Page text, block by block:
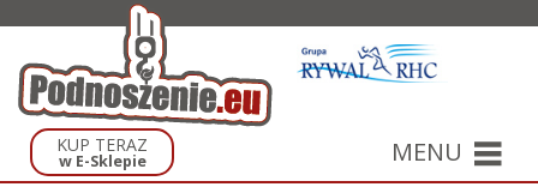
KUP TERAZ
w E-Sklepie MENU